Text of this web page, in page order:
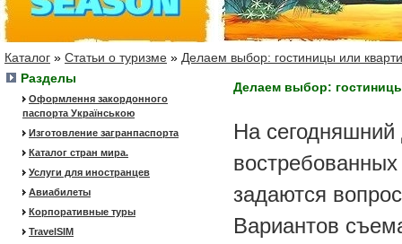
Каталог » Статьи о туризме » Делаем выбор: гостиницы или
Разделы
Оформлення закордонного
паспорта Українською
Изготовление загранпаспорта
Каталог стран мира.
Услуги для иностранцев
Авиабилеты
Корпоративные туры
TravelSIM
Делаем выбор:
На
задаются
Вариантов